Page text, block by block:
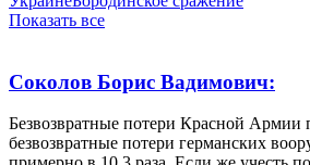
Показать все
Соколов Борис Вадимович:
Безвозвратные потери Красной Армии
безвозвратные потери германских